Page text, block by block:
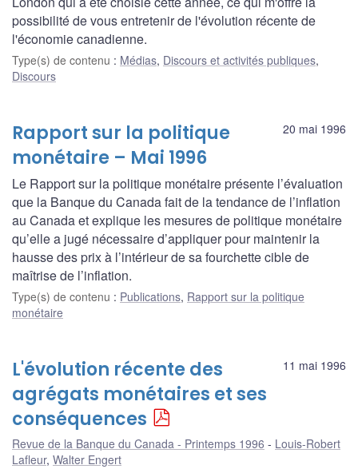
possibilité de vous entretenir de l'évolution récente de
l'économie canadienne.
Type(s) de contenu : Médias, Discours et activités publiques,
Discours
20 mai 1996
Rapport sur la politique
monétaire – Mai 1996
Le Rapport sur la politique monétaire présente l’évaluation
que la Banque du Canada fait de la tendance de l’inflation
au Canada et explique les mesures de politique monétaire
qu’elle a jugé nécessaire d’appliquer pour maintenir la
hausse des prix à l’intérieur de sa fourchette cible de
maîtrise de l’inflation.
Type(s) de contenu : Publications, Rapport sur la politique
monétaire
11 mai 1996
L'évolution récente des
agrégats monétaires et ses
conséquences
Revue de la Banque du Canada - Printemps 1996
Louis-Robert
Lafleur, Walter Engert